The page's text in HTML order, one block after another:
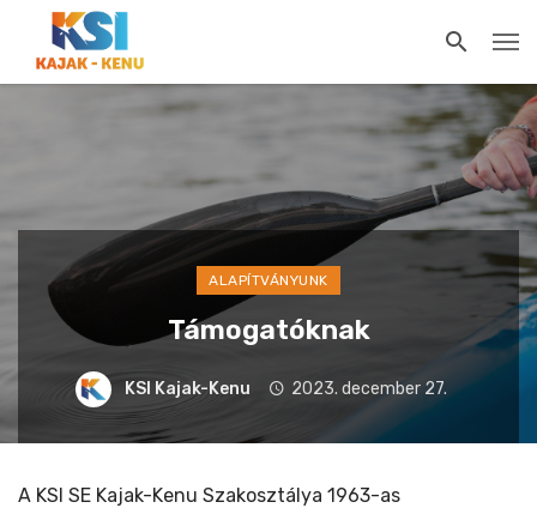
ALAPÍTVÁNYUNK
Támogatóknak
KSI Kajak-Kenu 2023. december 27.
A KSI SE Kajak-Kenu Szakosztálya 1963-as